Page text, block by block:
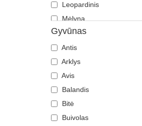
Leopardinis
Mėlyna
Oranžinė
Pilka
Raudona
Rožinė
Ruda
Smėlio
Tamsiai mėlyna
Gyvūnas
Antis
Arklys
Avis
Balandis
Bitė
Buivolas